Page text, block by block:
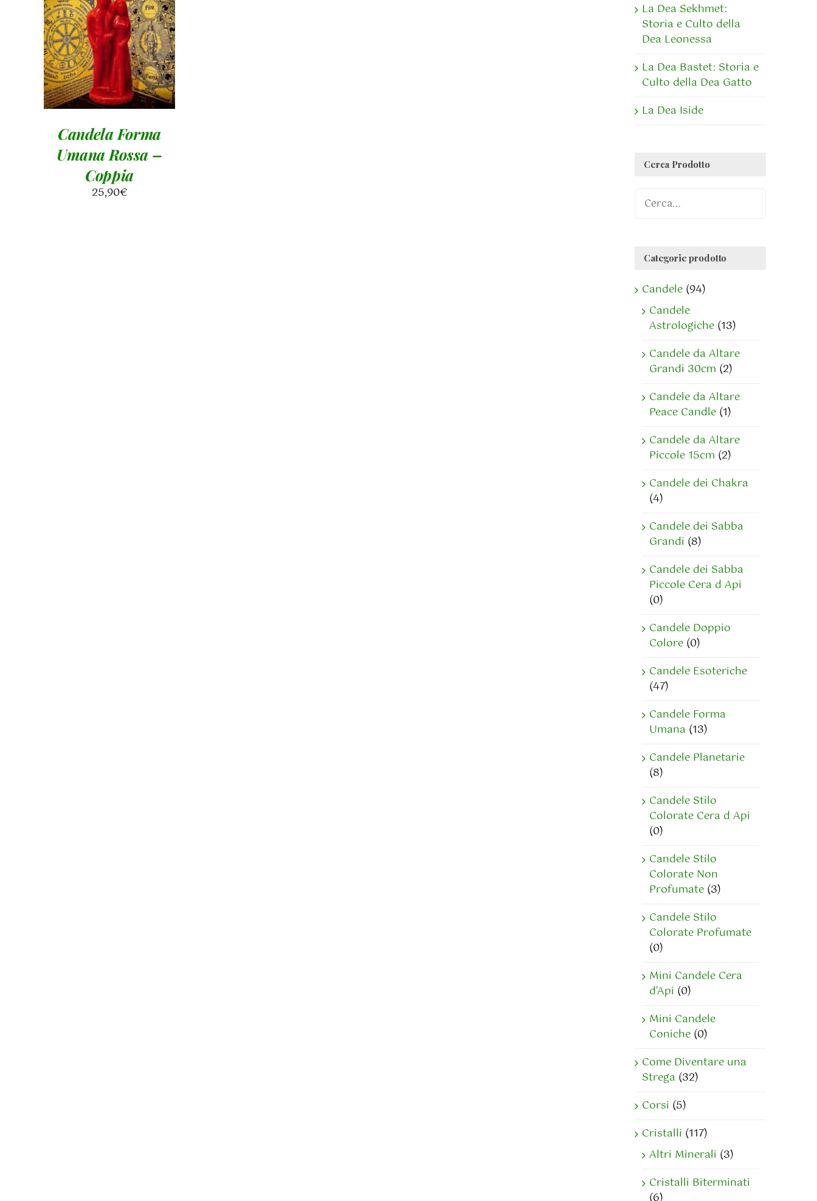
AGGIUNGI AL
CARRELLO
/
DETTAGLI
Candela Forma
Umana Rossa –
Coppia
25,90€
La Dea Sekhmet:
Storia e Culto della
Dea Leonessa
La Dea Bastet: Storia e
Culto della Dea Gatto
La Dea Iside
Cerca Prodotto
Categorie prodotto
Candele (94)
Candele
Astrologiche (13)
Candele da Altare
Grandi 30cm (2)
Candele da Altare
Peace Candle (1)
Candele da Altare
Piccole 15cm (2)
Candele dei Chakra
(4)
Candele dei Sabba
Grandi (8)
Candele dei Sabba
Piccole Cera d Api
(0)
Candele Doppio
Colore (0)
Candele Esoteriche
(47)
Candele Forma
Umana (13)
Candele Planetarie
(8)
Candele Stilo
Colorate Cera d Api
(0)
Candele Stilo
Colorate Non
Profumate (3)
Candele Stilo
Colorate Profumate
(0)
Mini Candele Cera
d'Api (0)
Mini Candele
Coniche (0)
Come Diventare una
Strega (32)
Corsi (5)
Cristalli (117)
Altri Minerali (3)
Cristalli Biterminati